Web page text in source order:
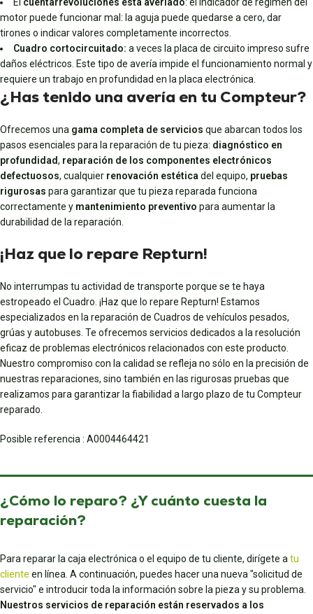
motor puede funcionar mal: la aguja puede quedarse a cero, dar
tirones o indicar valores completamente incorrectos.
Cuadro cortocircuitado: a veces la placa de circuito impreso sufre
daños eléctricos. Este tipo de avería impide el funcionamiento normal y
requiere un trabajo en profundidad en la placa electrónica.
¿Has tenido una avería en tu Compteur?
Ofrecemos una gama completa de servicios que abarcan todos los
pasos esenciales para la reparación de tu pieza: diagnóstico en
profundidad, reparación de los componentes electrónicos
defectuosos, cualquier renovación estética del equipo, pruebas
rigurosas para garantizar que tu pieza reparada funciona
correctamente y mantenimiento preventivo para aumentar la
durabilidad de la reparación.
¡Haz que lo repare Repturn!
No interrumpas tu actividad de transporte porque se te haya
estropeado el Cuadro. ¡Haz que lo repare Repturn! Estamos
especializados en la reparación de Cuadros de vehículos pesados,
grúas y autobuses. Te ofrecemos servicios dedicados a la resolución
eficaz de problemas electrónicos relacionados con este producto.
Nuestro compromiso con la calidad se refleja no sólo en la precisión de
nuestras reparaciones, sino también en las rigurosas pruebas que
realizamos para garantizar la fiabilidad a largo plazo de tu Compteur
reparado.
Posible referencia : A0004464421
¿Cómo lo reparo? ¿Y cuánto cuesta la
reparación?
Para reparar la caja electrónica o el equipo de tu cliente, dirígete a tu
cliente en línea. A continuación, puedes hacer una nueva "solicitud de
servicio" e introducir toda la información sobre la pieza y su problema.
Nuestros servicios de reparación están reservados a los